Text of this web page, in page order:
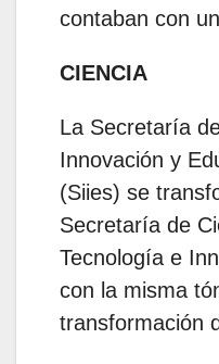
contaban con
CIENCIA
La Secretaría
Innovación y
(Siies) se
Secretaría de
Tecnología e
con la misma
transformación